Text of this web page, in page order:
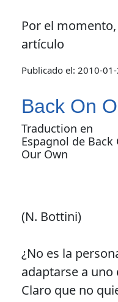
Por el
artículo
Publicado el: 2010-
Back On
Traduction en
Espagnol de Back
Our Own
(N. Bottini)
¿No es la
adaptarse a uno
Claro que no